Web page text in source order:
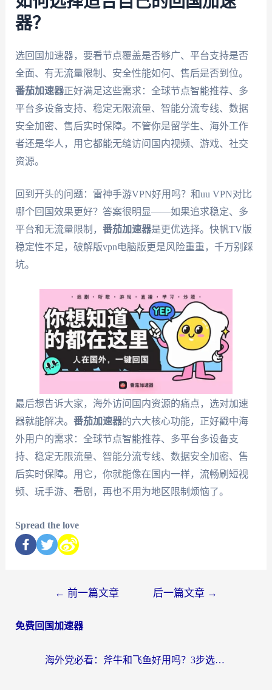
器？
选回国加速器，要看节点覆盖是否够广、平台支持是否
全面、有无流量限制、安全性能如何、售后是否到位。
番茄加速器正好满足这些需求：全球节点智能推荐、多
平台多设备支持、稳定无限流量、智能分流专线、数据
安全加密、售后实时保障。不管你是留学生、海外工作
者还是华人，用它都能无缝访问国内视频、游戏、社交
资源。
回到开头的问题：雷神手游VPN好用吗？和uu VPN对比
哪个回国效果更好？答案很明显——如果追求稳定、多
平台和无流量限制， 番茄加速器是更优选择。快帆TV版
稳定性不足，破解版vpn电脑版更是风险重重，千万别踩
坑。
最后想告诉大家，海外访问国内资源的痛点，选对加速
器就能解决。 番茄加速器的六大核心功能，正好戳中海
外用户的需求：全球节点智能推荐、多平台多设备支
持、稳定无限流量、智能分流专线、数据安全加密、售
后实时保障。用它，你就能像在国内一样，流畅刷短视
频、玩手游、看剧，再也不用为地区限制烦恼了。
Spread the love
← 前一篇文章 后一篇文章 →
免费回国加速器
海外党必看：斧牛和飞鱼好用吗？3步选对回国加速器，无缝刷剧玩国服